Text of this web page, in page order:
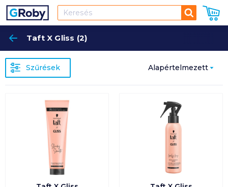
Keresés
Taft X Gliss (2)
Szűrések Alapértelmezett
szerint
Alapértelmezett
Ár szerint
növekvő